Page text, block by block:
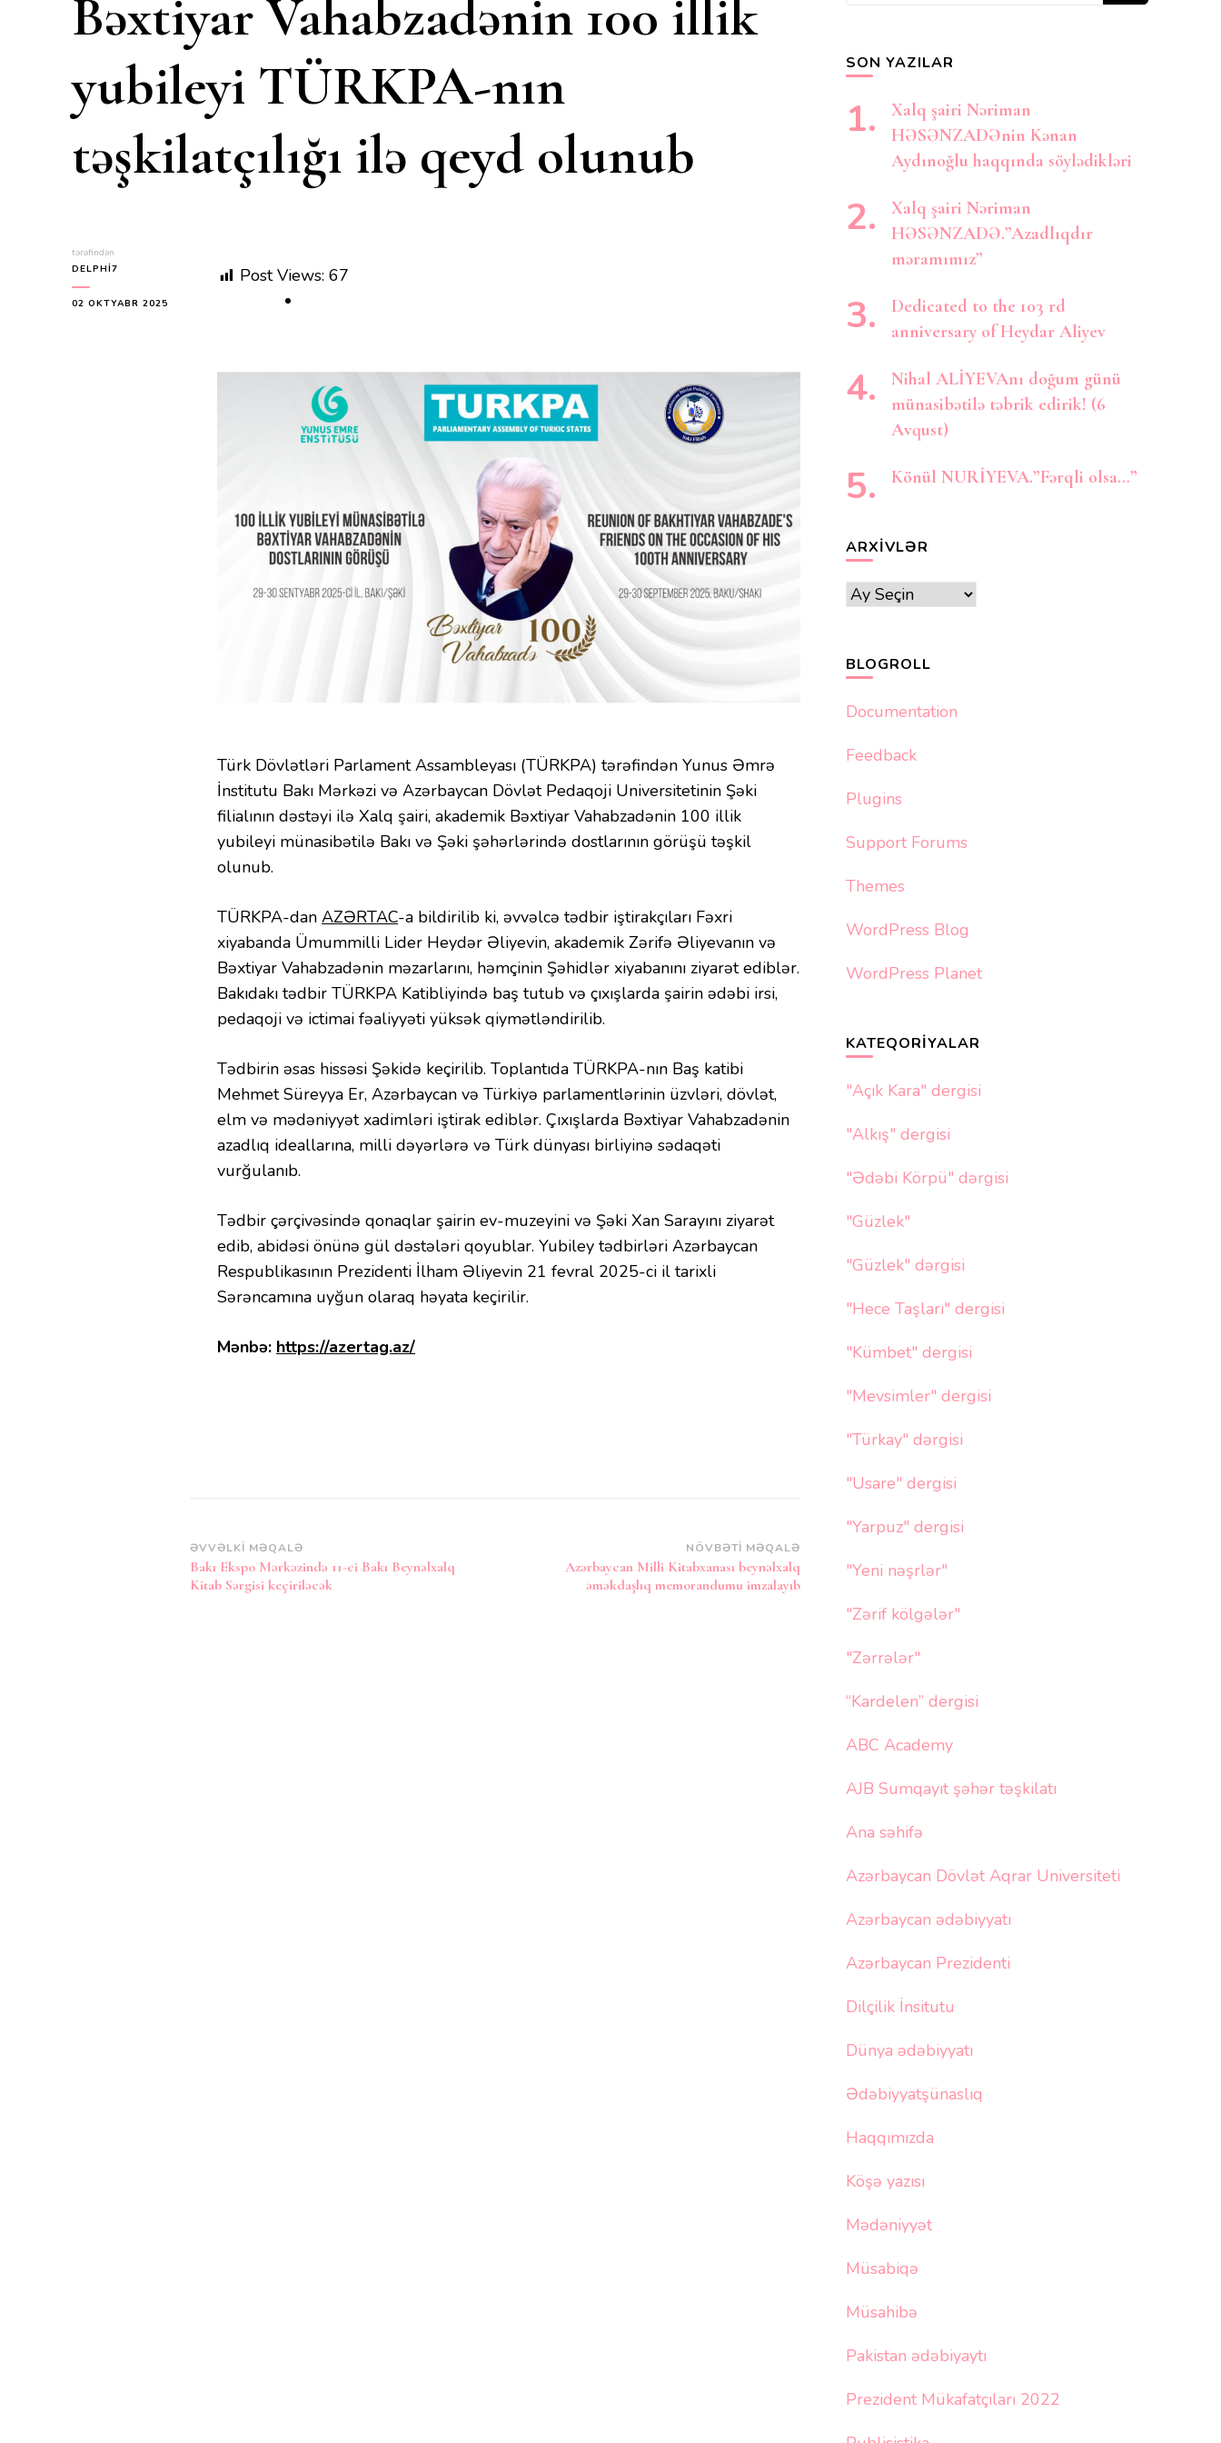
Bəxtiyar Vahabzadənin 100 illik
yubileyi TÜRKPA-nın
təşkilatçılığı ilə qeyd olunub
tərəfindən
DELPHI7
02 OKTYABR 2025
Post Views: 67
Türk Dövlətləri Parlament Assambleyası (TÜRKPA) tərəfindən Yunus Əmrə
İnstitutu Bakı Mərkəzi və Azərbaycan Dövlət Pedaqoji Universitetinin Şəki
filialının dəstəyi ilə Xalq şairi, akademik Bəxtiyar Vahabzadənin 100 illik
yubileyi münasibətilə Bakı və Şəki şəhərlərində dostlarının görüşü təşkil
olunub.
TÜRKPA-dan AZƏRTAC-a bildirilib ki, əvvəlcə tədbir iştirakçıları Fəxri
xiyabanda Ümummilli Lider Heydər Əliyevin, akademik Zərifə Əliyevanın və
Bəxtiyar Vahabzadənin məzarlarını, həmçinin Şəhidlər xiyabanını ziyarət ediblər.
Bakıdakı tədbir TÜRKPA Katibliyində baş tutub və çıxışlarda şairin ədəbi irsi,
pedaqoji və ictimai fəaliyyəti yüksək qiymətləndirilib.
Tədbirin əsas hissəsi Şəkidə keçirilib. Toplantıda TÜRKPA-nın Baş katibi
Mehmet Süreyya Er, Azərbaycan və Türkiyə parlamentlərinin üzvləri, dövlət,
elm və mədəniyyət xadimləri iştirak ediblər. Çıxışlarda Bəxtiyar Vahabzadənin
azadlıq ideallarına, milli dəyərlərə və Türk dünyası birliyinə sədaqəti
vurğulanıb.
Tədbir çərçivəsində qonaqlar şairin ev-muzeyini və Şəki Xan Sarayını ziyarət
edib, abidəsi önünə gül dəstələri qoyublar. Yubiley tədbirləri Azərbaycan
Respublikasının Prezidenti İlham Əliyevin 21 fevral 2025-ci il tarixli
Sərəncamına uyğun olaraq həyata keçirilir.
Mənbə: https://azertag.az/
Post
Naviqasiya
ƏVVƏLKI MƏQALƏ
Bakı Ekspo Mərkəzində 11-ci Bakı Beynəlxalq
Kitab Sərgisi keçiriləcək
NÖVBƏTI MƏQALƏ
Azərbaycan Milli Kitabxanası beynəlxalq
əməkdaşlıq memorandumu imzalayıb
SON YAZILAR
Xalq şairi Nəriman
HƏSƏNZADƏnin Kənan
Aydınoğlu haqqında söylədikləri
Xalq şairi Nəriman
HƏSƏNZADƏ.”Azadlıqdır
məramımız”
Dedicated to the 103 rd
anniversary of Heydar Aliyev
Nihal ALİYEVAnı doğum günü
münasibətilə təbrik edirik! (6
Avqust)
Könül NURİYEVA.”Fərqli olsa…”
ARXIVLƏR
Arxivlər
BLOGROLL
Documentation
Feedback
Plugins
Support Forums
Themes
WordPress Blog
WordPress Planet
KATEQORIYALAR
"Açık Kara" dergisi
"Alkış" dergisi
"Ədəbi Körpü" dərgisi
"Güzlek"
"Güzlek" dərgisi
"Hece Taşları" dergisi
"Kümbet" dergisi
"Mevsimler" dergisi
"Türkay" dərgisi
"Usare" dergisi
"Yarpuz" dergisi
"Yeni nəşrlər"
"Zərif kölgələr"
"Zərrələr"
“Kardelen” dergisi
ABC Academy
AJB Sumqayıt şəhər təşkilatı
Ana səhifə
Azərbaycan Dövlət Aqrar Universiteti
Azərbaycan ədəbiyyatı
Azərbaycan Prezidenti
Dilçilik İnsitutu
Dünya ədəbiyyatı
Ədəbiyyatşünaslıq
Haqqımızda
Köşə yazısı
Mədəniyyət
Müsabiqə
Müsahibə
Pakistan ədəbiyaytı
Prezident Mükafatçıları 2022